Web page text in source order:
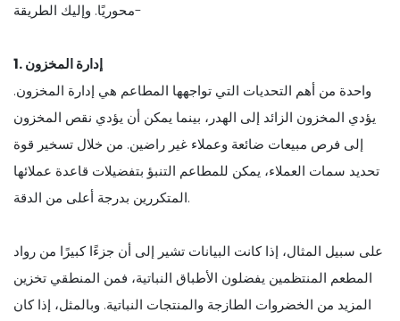
محوريًا. وإليك الطريقة-
1. إدارة المخزون
واحدة من أهم التحديات التي تواجهها المطاعم هي إدارة المخزون.
يؤدي المخزون الزائد إلى الهدر، بينما يمكن أن يؤدي نقص المخزون
إلى فرص مبيعات ضائعة وعملاء غير راضين. من خلال تسخير قوة
تحديد سمات العملاء، يمكن للمطاعم التنبؤ بتفضيلات قاعدة عملائها
المتكررين بدرجة أعلى من الدقة.
على سبيل المثال، إذا كانت البيانات تشير إلى أن جزءًا كبيرًا من رواد
المطعم المنتظمين يفضلون الأطباق النباتية، فمن المنطقي تخزين
المزيد من الخضروات الطازجة والمنتجات النباتية. وبالمثل، إذا كان